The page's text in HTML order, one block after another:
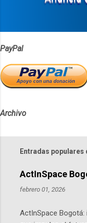
PayPal
Archivo
Entradas populares
ActInSpace
febrero 01, 2026
ActInSpace